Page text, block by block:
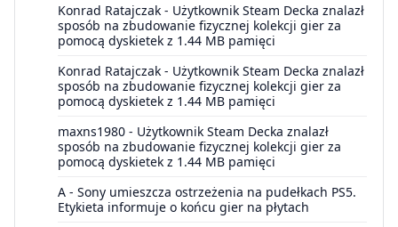
Konrad Ratajczak - Użytkownik Steam Decka znalazł
sposób na zbudowanie fizycznej kolekcji gier za
pomocą dyskietek z 1.44 MB pamięci
Konrad Ratajczak - Użytkownik Steam Decka znalazł
sposób na zbudowanie fizycznej kolekcji gier za
pomocą dyskietek z 1.44 MB pamięci
maxns1980 - Użytkownik Steam Decka znalazł
sposób na zbudowanie fizycznej kolekcji gier za
pomocą dyskietek z 1.44 MB pamięci
A - Sony umieszcza ostrzeżenia na pudełkach PS5.
Etykieta informuje o końcu gier na płytach